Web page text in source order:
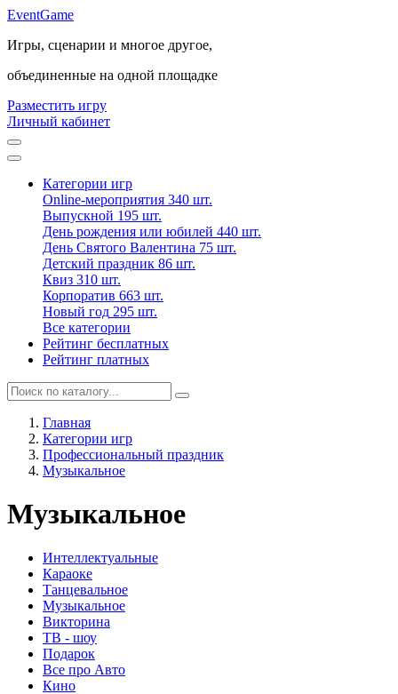
EventGame
Игры, сценарии и многое другое,
объединенные на одной площадке
Разместить игру
Личный кабинет
Категории игр
Online-мероприятия 340 шт.
Выпускной 195 шт.
День рождения или юбилей 440 шт.
День Святого Валентина 75 шт.
Детский праздник 86 шт.
Квиз 310 шт.
Корпоратив 663 шт.
Новый год 295 шт.
Все категории
Рейтинг бесплатных
Рейтинг платных
Главная
Категории игр
Профессиональный праздник
Музыкальное
Музыкальное
Интеллектуальные
Караоке
Танцевальное
Музыкальное
Викторина
ТВ - шоу
Подарок
Все про Авто
Кино